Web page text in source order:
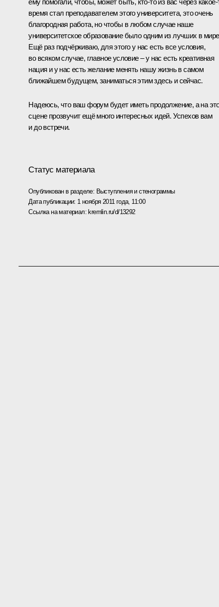
время стал преподавателем этого университета, это очень
благородная работа, но чтобы в любом случае наше
университетское образование было одним из лучших в
Ещё раз подчёркиваю, для этого у нас есть все условия,
во всяком случае, главное условие – у нас есть креативная
нация и у нас есть желание менять нашу жизнь в самом
ближайшем будущем, заниматься этим здесь и сейчас.
Надеюсь, что ваш форум будет иметь продолжение, а на
сцене прозвучит ещё много интересных идей. Успехов вам
и до встречи.
Статус материала
Опубликован в разделе: Выступления и стенограммы
Дата публикации: 1 ноября 2011 года, 11:00
Ссылка на материал: kremlin.ru/d/13292